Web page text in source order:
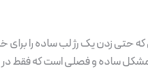
حتی زدن یک رژ لب ساده را
ساده و فصلی است که فقط در